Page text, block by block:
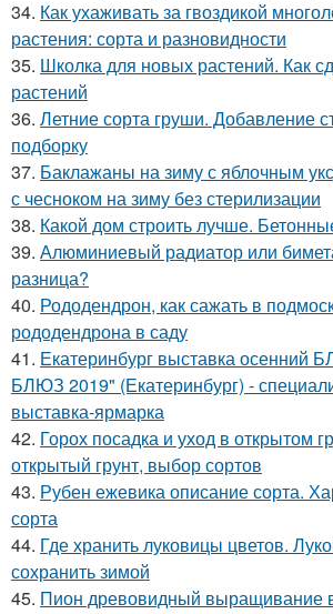
34. Как ухаживать за гвоздикой
растения: сорта и разновидности
35. Школка для новых растений. Как
растений
36. Летние сорта груши. Добавление
подборку
37. Баклажаны на зиму с яблочным
с чесноком на зиму без стерилизации
38. Какой дом строить лучше.
39. Алюминиевый радиатор или
разница?
40. Рододендрон, как сажать в
рододендрона в саду
41. Екатеринбург выставка
БЛЮЗ 2019" (Екатеринбург) -
выставка-ярмарка
42. Горох посадка и уход в открытом
открытый грунт, выбор сортов
43. Рубен ежевика описание сорта.
сорта
44. Где хранить луковицы цветов.
сохранить зимой
45. Пион древовидный выращивание